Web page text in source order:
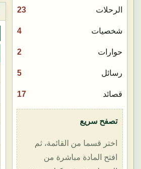
الرحلات 23
شخصيات 4
حوارات 2
رسائل 5
قصائد 17
تصفح سريع
اختر قسما من القائمة، ثم
افتح المادة مباشرة من